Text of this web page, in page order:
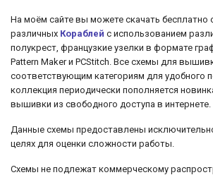
На моём сайте вы можете скачать
различных Кораблей с использованием
полукрест, французкие узелки в формате
Pattern Maker и PCStitch. Все схемы для
соответствующим категориям для удобного
коллекция периодически пополняется
вышивки из свободного доступа в интернете.
Данные схемы предоставлены
целях для оценки сложности работы.
Схемы не подлежат коммерческому